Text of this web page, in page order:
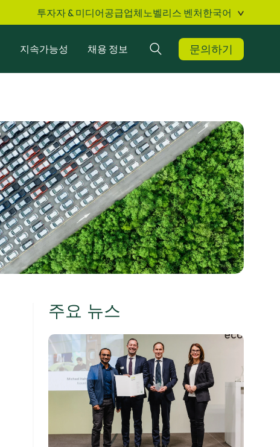
투자자 & 미디어공급업체노벨리스 벤처한국어
지속가능성 채용 정보 검색 문의하기
주요 뉴스